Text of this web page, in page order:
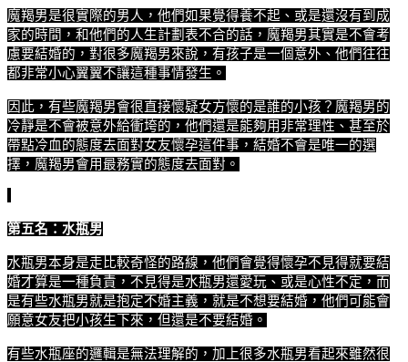
魔羯男是很實際的男人，他們如果覺得養不起、或是還沒有到成
家的時間，和他們的人生計劃表不合的話，魔羯男其實是不會考
慮要結婚的，對很多魔羯男來說，有孩子是一個意外、他們往往
都非常小心翼翼不讓這種事情發生。
因此，有些魔羯男會很直接懷疑女方懷的是誰的小孩？魔羯男的
冷靜是不會被意外給衝垮的，他們還是能夠用非常理性、甚至於
帶點冷血的態度去面對女友懷孕這件事，結婚不會是唯一的選
擇，魔羯男會用最務實的態度去面對。
第五名：水瓶男
水瓶男本身是走比較奇怪的路線，他們會覺得懷孕不見得就要結
婚才算是一種負責，不見得是水瓶男還愛玩、或是心性不定，而
是有些水瓶男就是抱定不婚主義，就是不想要結婚，他們可能會
願意女友把小孩生下來，但還是不要結婚。
有些水瓶座的邏輯是無法理解的，加上很多水瓶男看起來雖然很